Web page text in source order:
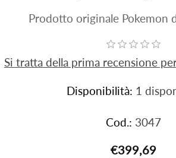
Prodotto originale Pokemon
Si tratta della prima recensione
Disponibilità: 1
Cod.: 3047
€399,69